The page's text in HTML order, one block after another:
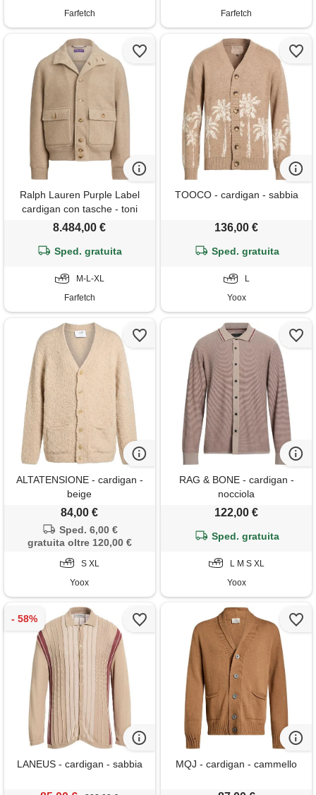
Farfetch
Farfetch
Ralph Lauren Purple Label
cardigan con tasche - toni
neutri
8.484,00 €
Sped. gratuita
M-L-XL
Farfetch
TOOCO - cardigan - sabbia
136,00 €
Sped. gratuita
L
Yoox
ALTATENSIONE - cardigan -
beige
84,00 €
Sped. 6,00 €
gratuita oltre 120,00 €
S XL
Yoox
RAG & BONE - cardigan -
nocciola
122,00 €
Sped. gratuita
L M S XL
Yoox
LANEUS - cardigan - sabbia MQJ - cardigan - cammello